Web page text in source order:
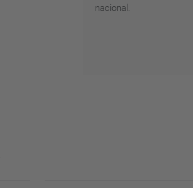
nacional.